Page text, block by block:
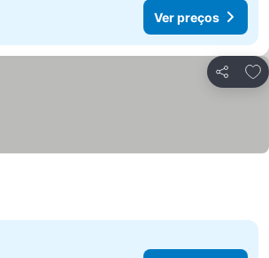
Ver preços
Partilhar